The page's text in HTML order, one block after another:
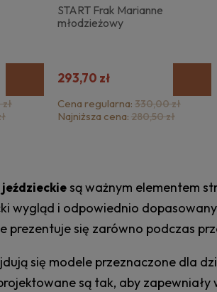
START Frak Marianne
młodzieżowy
293,70 zł
Cena regularna: 330,00 zł
Najniższa cena: 280,50 zł
jeździeckiesą ważnym elementem
wygląd i odpowiednio
prezentuje się zarówno podczas
się modele przeznaczone dla
są tak, aby